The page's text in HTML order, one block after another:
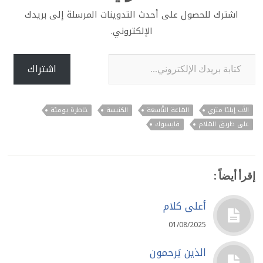
اشترك للحصول على أحدث التدوينات المرسلة إلى بريدك
الإلكتروني.
كتابة بريدك الإلكتروني...
اشتراك
الأب إيليّا متري السّاعة التّاسعة الكنيسة
خاطرة يوميّة
على طريق السّلام
فايسبوك
إقرأ أيضاً :
أعلى كلام
01/08/2025
الذين يَرحمون